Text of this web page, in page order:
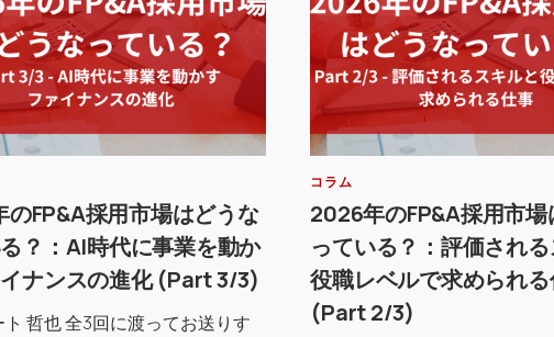
FP&A採用市場はどうな
？：AI時代に事業を動か
ナンスの進化 (Part 3/3)
哲也 全3回に渡ってお送りす
コラム
2026年のFP&A採用市場
っている？：評価され
役職レベルで求められ
(Part 2/3)